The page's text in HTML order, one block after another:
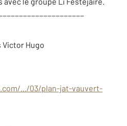
Victor Hugo
.../03/plan-jat-vauvert-